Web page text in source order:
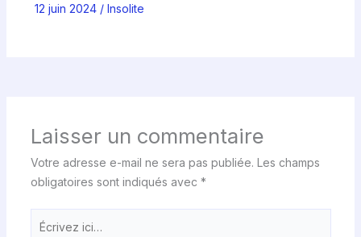
12 juin 2024 / Insolite
Laisser un commentaire
Votre adresse e-mail ne sera pas publiée. Les champs
obligatoires sont indiqués avec *
Écrivez